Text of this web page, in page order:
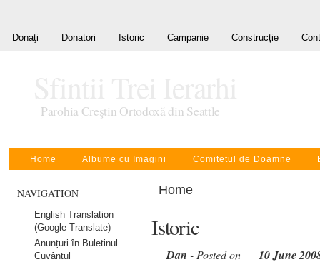
Donaţi Donatori Istoric Campanie Construcție
Parohia Creştin Ortodoxă din Seattle
Home Albume cu Imagini Comitetul de Doamne
NAVIGATION
English Translation
(Google Translate)
Anunțuri în Buletinul
Cuvântul
Home
Istoric
Dan - Posted on 10 June